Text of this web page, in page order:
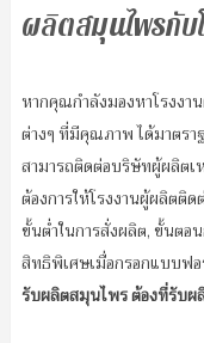
ผลิตสมุนไพรกั
หากคุณกำลังมองหาโรงงา
ต่างๆ ที่มีคุณภาพ ได้มาตรา
สามารถติดต่อบริษัทผู้ผลิต
ต้องการให้โรงงานผู้ผลิตติ
ขั้นต่ำในการสั่งผลิต, ขั้นตอ
สิทธิพิเศษเมื่อกรอกแบบฟ
รับผลิตสมุนไพร ต้องที่รับผ